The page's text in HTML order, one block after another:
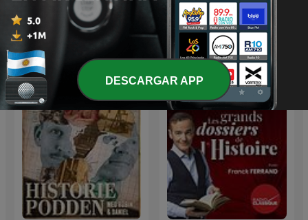
Cuentos
WW2 Stories & Real War
Stories
Más podcasts internacionales de Historia
DESCARGAR APP